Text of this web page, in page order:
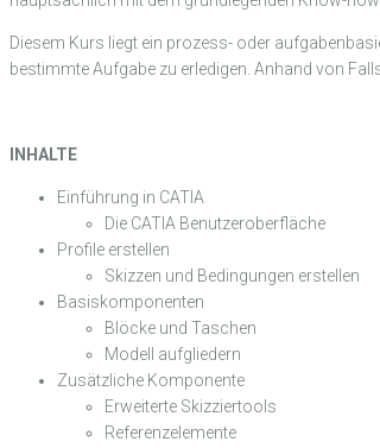
Diesem Kurs liegt ein prozess- oder
bestimmte Aufgabe zu erledigen. Anhand von
INHALTE
Einführung in CATIA
Die CATIA Benutzeroberfläche
Profile erstellen
Skizzen und Bedingungen erstellen
Basiskomponenten
Blöcke und Taschen
Modell aufgliedern
Zusätzliche Komponente
Erweiterte Skizziertools
Referenzelemente